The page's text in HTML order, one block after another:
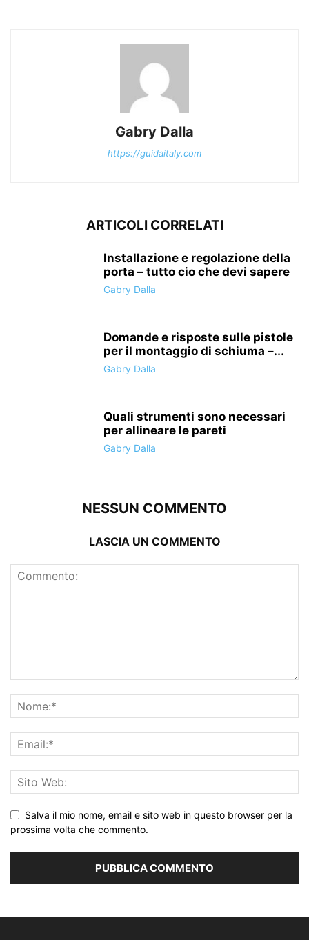
Gabry Dalla
https://guidaitaly.com
ARTICOLI CORRELATI
Installazione e regolazione della
porta – tutto cio che devi sapere
Gabry Dalla
Domande e risposte sulle pistole
per il montaggio di schiuma –...
Gabry Dalla
Quali strumenti sono necessari
per allineare le pareti
Gabry Dalla
NESSUN COMMENTO
LASCIA UN COMMENTO
Salva il mio nome, email e sito web in questo browser per la
prossima volta che commento.